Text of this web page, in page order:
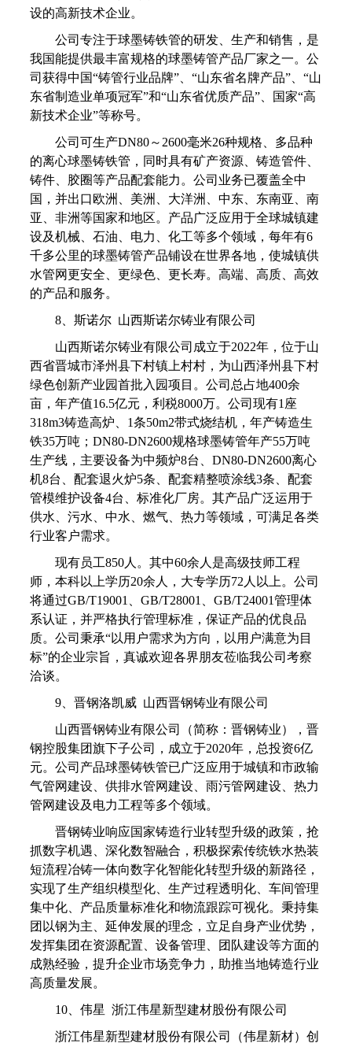
设的高新技术企业。
公司专注于球墨铸铁管的研发、生产和销售，是
我国能提供最丰富规格的球墨铸管产品厂家之一。公
司获得中国“铸管行业品牌”、“山东省名牌产品”、“山
东省制造业单项冠军”和“山东省优质产品”、国家“高
新技术企业”等称号。
公司可生产DN80～2600毫米26种规格、多品种
的离心球墨铸铁管，同时具有矿产资源、铸造管件、
铸件、胶圈等产品配套能力。公司业务已覆盖全中
国，并出口欧洲、美洲、大洋洲、中东、东南亚、南
亚、非洲等国家和地区。产品广泛应用于全球城镇建
设及机械、石油、电力、化工等多个领域，每年有6
千多公里的球墨铸管产品铺设在世界各地，使城镇供
水管网更安全、更绿色、更长寿。高端、高质、高效
的产品和服务。
8、斯诺尔 山西斯诺尔铸业有限公司
山西斯诺尔铸业有限公司成立于2022年，位于山
西省晋城市泽州县下村镇上村村，为山西泽州县下村
绿色创新产业园首批入园项目。公司总占地400余
亩，年产值16.5亿元，利税8000万。公司现有1座
318m3铸造高炉、1条50m2带式烧结机，年产铸造生
铁35万吨；DN80-DN2600规格球墨铸管年产55万吨
生产线，主要设备为中频炉8台、DN80-DN2600离心
机8台、配套退火炉5条、配套精整喷涂线3条、配套
管模维护设备4台、标准化厂房。其产品广泛运用于
供水、污水、中水、燃气、热力等领域，可满足各类
行业客户需求。
现有员工850人。其中60余人是高级技师工程
师，本科以上学历20余人，大专学历72人以上。公司
将通过GB/T19001、GB/T28001、GB/T24001管理体
系认证，并严格执行管理标准，保证产品的优良品
质。公司秉承“以用户需求为方向，以用户满意为目
标”的企业宗旨，真诚欢迎各界朋友莅临我公司考察
洽谈。
9、晋钢洛凯威 山西晋钢铸业有限公司
山西晋钢铸业有限公司（简称：晋钢铸业），晋
钢控股集团旗下子公司，成立于2020年，总投资6亿
元。公司产品球墨铸铁管已广泛应用于城镇和市政输
气管网建设、供排水管网建设、雨污管网建设、热力
管网建设及电力工程等多个领域。
晋钢铸业响应国家铸造行业转型升级的政策，抢
抓数字机遇、深化数智融合，积极探索传统铁水热装
短流程冶铸一体向数字化智能化转型升级的新路径，
实现了生产组织模型化、生产过程透明化、车间管理
集中化、产品质量标准化和物流跟踪可视化。秉持集
团以钢为主、延伸发展的理念，立足自身产业优势，
发挥集团在资源配置、设备管理、团队建设等方面的
成熟经验，提升企业市场竞争力，助推当地铸造行业
高质量发展。
10、伟星 浙江伟星新型建材股份有限公司
浙江伟星新型建材股份有限公司（伟星新材）创